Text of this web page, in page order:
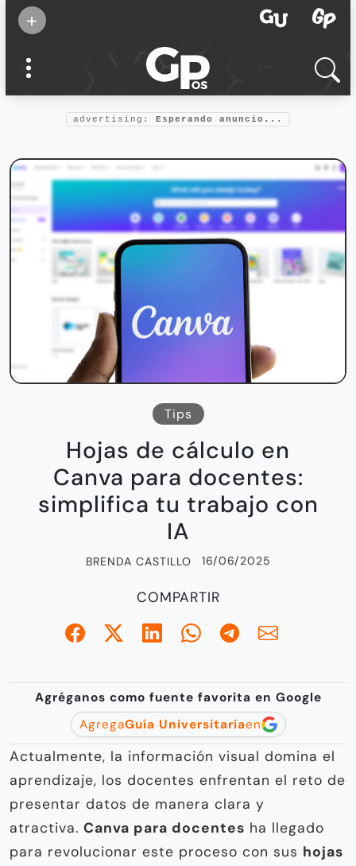
+
confianza
Foro salud
advertising: Esperando anuncio...
Tips
Hojas de cálculo en
Canva para docentes:
simplifica tu trabajo con
IA
BRENDA CASTILLO 16/06/2025
COMPARTIR
Agréganos como fuente favorita en Google
AgregaGuía Universitariaen
Actualmente, la información visual domina el
aprendizaje, los docentes enfrentan el reto de
presentar datos de manera clara y
atractiva. Canva para docentes ha llegado
para revolucionar este proceso con sus hojas